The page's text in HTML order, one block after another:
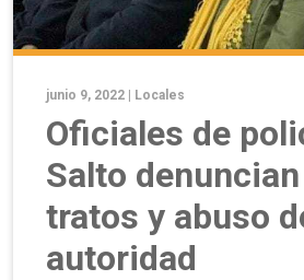
junio 9, 2022 | Locales
Oficiales de
Salto
tratos y abuso
autoridad